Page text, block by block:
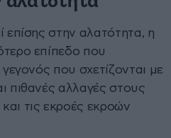
επίσης στην αλατότητα, η
επίπεδο που
που σχετίζονται με
πιθανές αλλαγές στους
τις εκροές εκροών